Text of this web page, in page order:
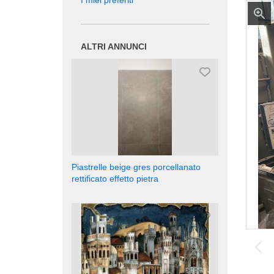
ALTRI ANNUNCI
Piastrelle beige gres porcellanato
rettificato effetto pietra